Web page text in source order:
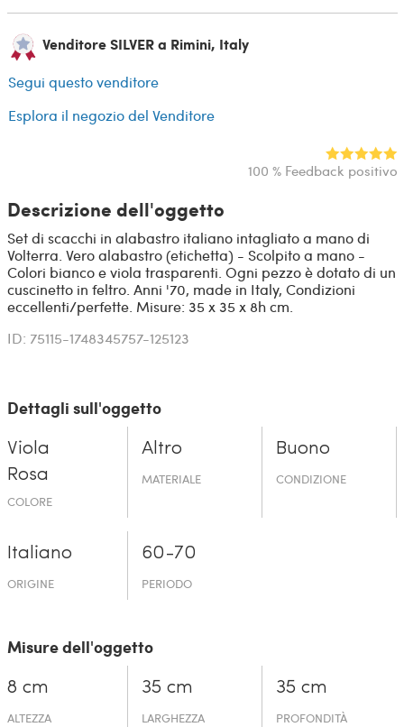
Venditore SILVER a Rimini, Italy
Segui questo venditore
Esplora il negozio del Venditore
100 % Feedback positivo
Descrizione dell'oggetto
Set di scacchi in alabastro italiano intagliato a mano di
Volterra. Vero alabastro (etichetta) - Scolpito a mano -
Colori bianco e viola trasparenti. Ogni pezzo è dotato di un
cuscinetto in feltro. Anni '70, made in Italy, Condizioni
eccellenti/perfette. Misure: 35 x 35 x 8h cm.
ID: 75115-1748345757-125123
Dettagli sull'oggetto
Viola
Rosa
COLORE
Altro
MATERIALE
Buono
CONDIZIONE
Italiano
ORIGINE
60-70
PERIODO
Misure dell'oggetto
8 cm
ALTEZZA
35 cm
LARGHEZZA
35 cm
PROFONDITÀ